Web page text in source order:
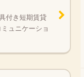
付き短期賃貸
ュニケーショ